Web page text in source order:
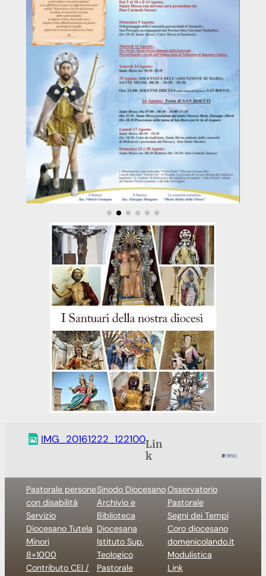
IMG_20161222_122100Lin
k
Pastorale persone
con disabilità
Servizio
Diocesano Tutela
Minori
8×1000
Contributo CEI /
Sinodo Diocesano
Archivio e
Biblioteca
Diocesana
Istituto Sup.
Teologico
Pastorale
Osservatorio
Pastorale
Segni dei Tempi
Coro diocesano
domenicolando.it
Modulistica
Link